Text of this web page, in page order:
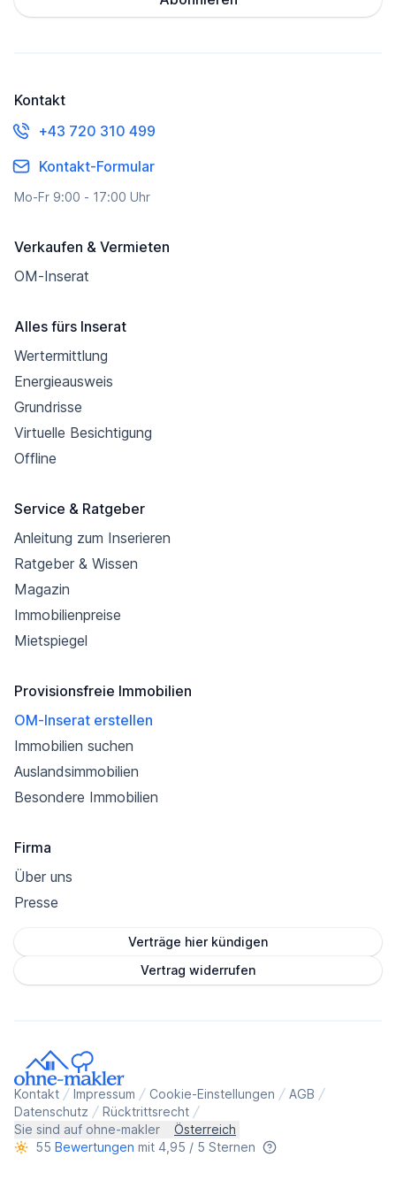
Kontakt
+43 720 310 499
Kontakt-Formular
Mo-Fr 9:00 - 17:00 Uhr
Verkaufen & Vermieten
OM-Inserat
Alles fürs Inserat
Wertermittlung
Energieausweis
Grundrisse
Virtuelle Besichtigung
Offline
Service & Ratgeber
Anleitung zum Inserieren
Ratgeber & Wissen
Magazin
Immobilienpreise
Mietspiegel
Provisionsfreie Immobilien
OM-Inserat erstellen
Immobilien suchen
Auslandsimmobilien
Besondere Immobilien
Firma
Über uns
Presse
Verträge hier kündigen
Vertrag widerrufen
Kontakt Impressum Cookie-Einstellungen
AGB
Datenschutz
Rücktrittsrecht
Sie sind auf ohne-makler
Österreich
55 Bewertungen mit 4,95 / 5 Sternen